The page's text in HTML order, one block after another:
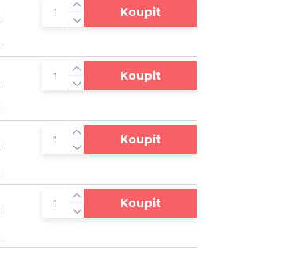
Koupit
Koupit
Koupit
Koupit